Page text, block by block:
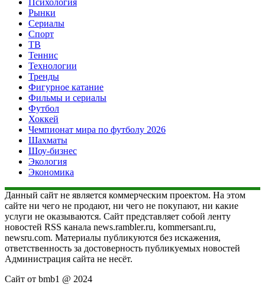
Рынки
Сериалы
Спорт
ТВ
Теннис
Технологии
Тренды
Фигурное катание
Фильмы и сериалы
Футбол
Хоккей
Чемпионат мира по футболу 2026
Шахматы
Шоу-бизнес
Экология
Экономика
Данный сайт не является коммерческим проектом. На этом
сайте ни чего не продают, ни чего не покупают, ни какие
услуги не оказываются. Сайт представляет собой ленту
новостей RSS канала news.rambler.ru, kommersant.ru,
newsru.com. Материалы публикуются без искажения,
ответственность за достоверность публикуемых новостей
Администрация сайта не несёт.
Сайт от bmb1 @ 2024